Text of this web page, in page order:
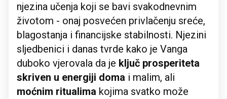
njezina učenja koji se bavi svakodnevnim
životom - onaj posvećen privlačenju sreće,
blagostanja i financijske stabilnosti. Njezini
sljedbenici i danas tvrde kako je Vanga
duboko vjerovala da je ključ prosperiteta
skriven u energiji doma i malim, ali
moćnim ritualima kojima svatko može